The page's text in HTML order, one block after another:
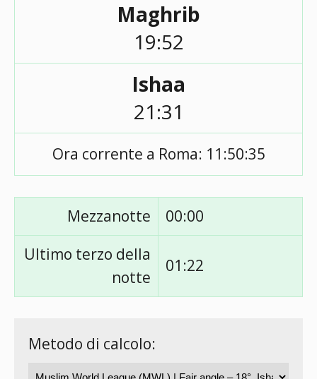
Maghrib
19:52
Ishaa
21:31
Ora corrente a Roma: 11:50:35
Mezzanotte
00:00
Ultimo terzo della
notte
01:22
Metodo di calcolo: